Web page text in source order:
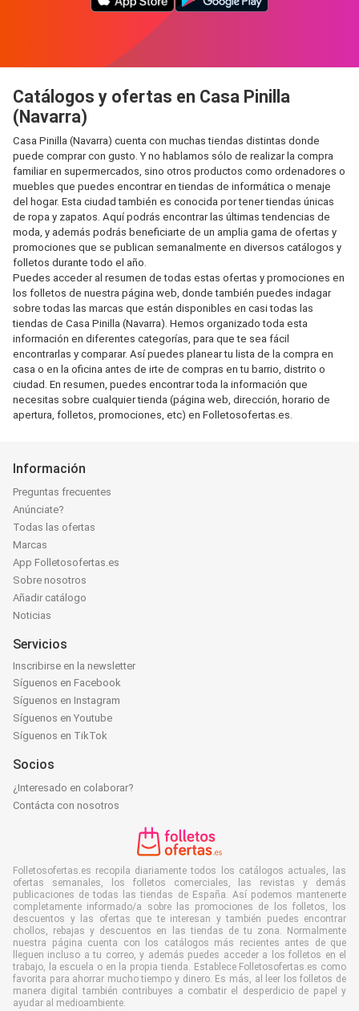
Catálogos y ofertas en Casa Pinilla
(Navarra)
Casa Pinilla (Navarra) cuenta con muchas tiendas distintas donde
puede comprar con gusto. Y no hablamos sólo de realizar la compra
familiar en supermercados, sino otros productos como ordenadores o
muebles que puedes encontrar en tiendas de informática o menaje
del hogar. Esta ciudad también es conocida por tener tiendas únicas
de ropa y zapatos. Aquí podrás encontrar las últimas tendencias de
moda, y además podrás beneficiarte de un amplia gama de ofertas y
promociones que se publican semanalmente en diversos catálogos y
folletos durante todo el año.
Puedes acceder al resumen de todas estas ofertas y promociones en
los folletos de nuestra página web, donde también puedes indagar
sobre todas las marcas que están disponibles en casi todas las
tiendas de Casa Pinilla (Navarra). Hemos organizado toda esta
información en diferentes categorías, para que te sea fácil
encontrarlas y comparar. Así puedes planear tu lista de la compra en
casa o en la oficina antes de irte de compras en tu barrio, distrito o
ciudad. En resumen, puedes encontrar toda la información que
necesitas sobre cualquier tienda (página web, dirección, horario de
apertura, folletos, promociones, etc) en Folletosofertas.es.
Información
Preguntas frecuentes
Anúnciate?
Todas las ofertas
Marcas
App Folletosofertas.es
Sobre nosotros
Añadir catálogo
Noticias
Servicios
Inscribirse en la newsletter
Síguenos en Facebook
Síguenos en Instagram
Síguenos en Youtube
Síguenos en TikTok
Socios
¿Interesado en colaborar?
Contácta con nosotros
Folletosofertas.es recopila diariamente todos los catálogos actuales, las
ofertas semanales, los folletos comerciales, las revistas y demás
publicaciones de todas las tiendas de España. Así podemos mantenerte
completamente informado/a sobre las promociones de los folletos, los
descuentos y las ofertas que te interesan y también puedes encontrar
chollos, rebajas y descuentos en las tiendas de tu zona. Normalmente
nuestra página cuenta con los catálogos más recientes antes de que
lleguen incluso a tu correo, y además puedes acceder a los folletos en el
trabajo, la escuela o en la propia tienda. Establece Folletosofertas.es como
favorita para ahorrar mucho tiempo y dinero. Es más, al leer los folletos de
manera digital también contribuyes a combatir el desperdicio de papel y
ayudar al medioambiente.